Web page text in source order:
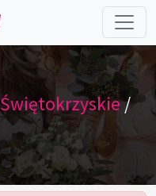
Świętokrzyskie/